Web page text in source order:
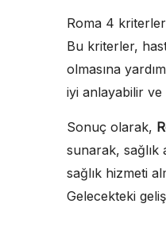
Roma 4
Bu kriterler,
olmasına
iyi anlayabilir
Sonuç olarak,
sunarak, sağlık
sağlık hizmeti
Gelecekteki